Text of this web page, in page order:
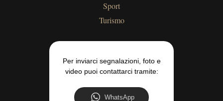
Sport
Turismo
Per inviarci segnalazioni, foto e
video puoi contattarci tramite:
WhatsApp